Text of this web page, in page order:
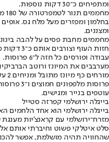
ומתפיחים כ־30 דקות נוספות.
ומצננים.
מחממים מחבת פסים על להבה
חזות העוף
עבודה ופורסים כל חזה ל־6 פרוסות.
מערבבים את המיונז ורוטב
פרוסות
עוטפים בנייר ומגישים.
בייגלה ירושלמי קפרזה סטייל
בייגלה ירושלמי הוא אחד הלחמים
מזרח־ירושלמי עם קראנצ'יות
סלט איטלקי פשוט וחיברתי אותם
שהחוויה תהיה מושלמת, אפשר